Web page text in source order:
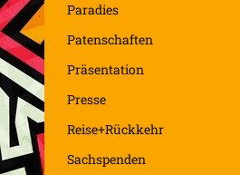
Paradies
Patenschaften
Präsentation
Presse
Reise+Rückkehr
Sachspenden